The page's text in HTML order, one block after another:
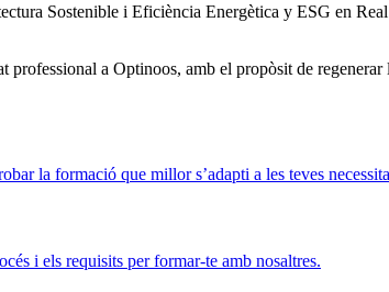
Sostenible i Eficiència Energètica y ESG en
professional a Optinoos, amb el propòsit de
la formació que millor s’adapti a les teves
i els requisits per formar-te amb nosaltres.